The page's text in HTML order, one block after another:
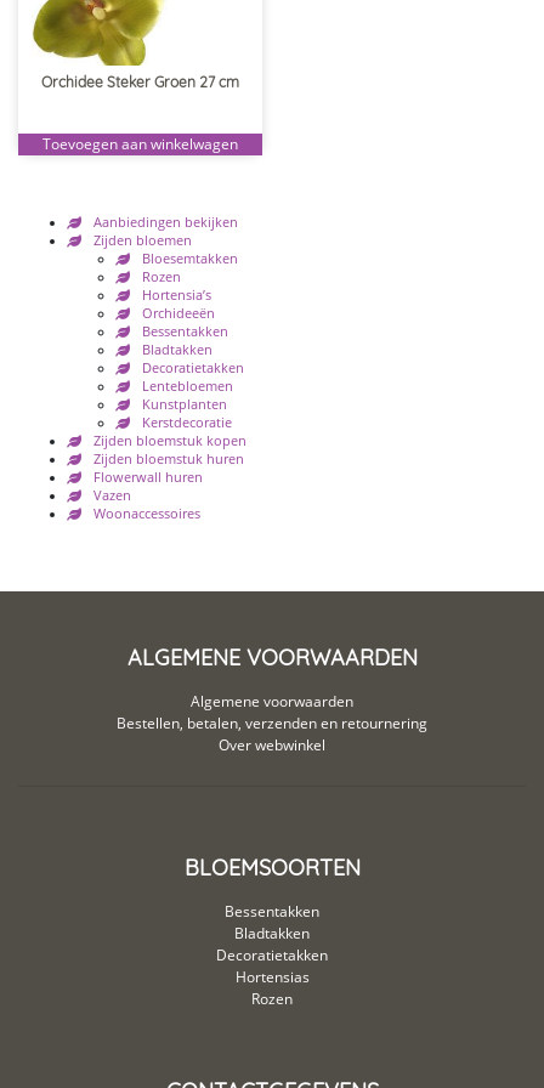
Aanbiedingen bekijken
Zijden bloemen
Bloesemtakken
Rozen
Hortensia’s
Orchideeën
Bessentakken
Bladtakken
Decoratietakken
Lentebloemen
Kunstplanten
Kerstdecoratie
Zijden bloemstuk kopen
Zijden bloemstuk huren
Flowerwall huren
Vazen
Woonaccessoires
Orchidee Steker Groen 27 cm
Toevoegen aan winkelwagen
ALGEMENE VOORWAARDEN
Algemene voorwaarden
Bestellen, betalen, verzenden en retournering
Over webwinkel
BLOEMSOORTEN
Bessentakken
Bladtakken
Decoratietakken
Hortensias
Rozen